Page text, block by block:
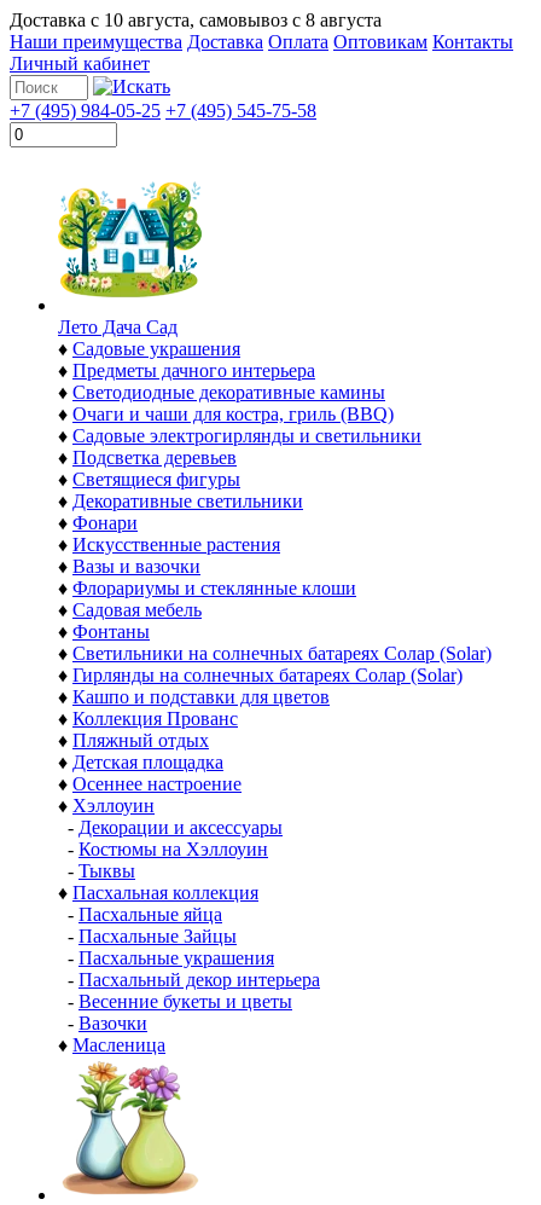
Доставка с 10 августа, самовывоз с 8 августа
Наши преимущества Доставка Оплата Оптовикам Контакты
Личный кабинет
+7 (495) 984-05-25 +7 (495) 545-75-58
Лето Дача Сад
♦ Садовые украшения
♦ Предметы дачного интерьера
♦ Светодиодные декоративные камины
♦ Очаги и чаши для костра, гриль (BBQ)
♦ Садовые электрогирлянды и светильники
♦ Подсветка деревьев
♦ Светящиеся фигуры
♦ Декоративные светильники
♦ Фонари
♦ Искусственные растения
♦ Вазы и вазочки
♦ Флорариумы и стеклянные клоши
♦ Садовая мебель
♦ Фонтаны
♦ Светильники на солнечных батареях Солар (Solar)
♦ Гирлянды на солнечных батареях Солар (Solar)
♦ Кашпо и подставки для цветов
♦ Коллекция Прованс
♦ Пляжный отдых
♦ Детская площадка
♦ Осеннее настроение
♦ Хэллоуин
- Декорации и аксессуары
- Костюмы на Хэллоуин
- Тыквы
♦ Пасхальная коллекция
- Пасхальные яйца
- Пасхальные Зайцы
- Пасхальные украшения
- Пасхальный декор интерьера
- Весенние букеты и цветы
- Вазочки
♦ Масленица